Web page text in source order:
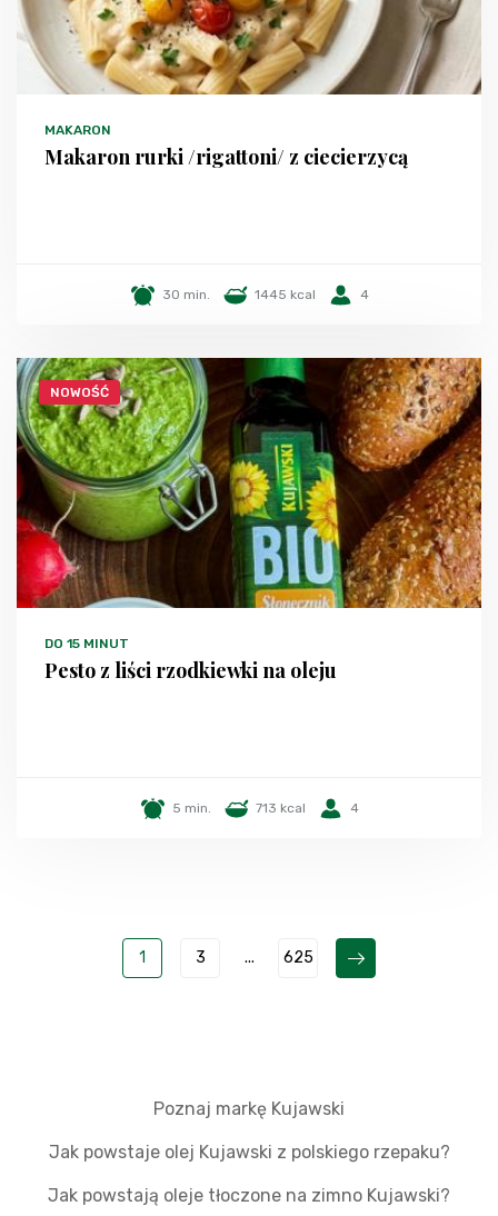
MAKARON
Makaron rurki /rigattoni/ z ciecierzycą
30 min. 1445 kcal 4
NOWOŚĆ
DO 15 MINUT
Pesto z liści rzodkiewki na oleju
5 min. 713 kcal 4
1 3 ... 625
Poznaj markę Kujawski
Jak powstaje olej Kujawski z polskiego rzepaku?
Jak powstają oleje tłoczone na zimno Kujawski?